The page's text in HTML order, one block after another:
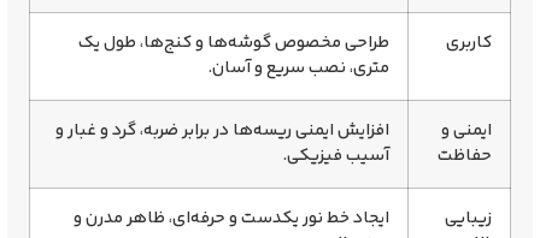
کاربری طراحیمخصوص گوشه‌ها و کنج‌ها، طول یک
متری، نصب سریع و آسان.
ایمنی و
حفاظت
افزایش ایمنی ریسه‌ها در برابر ضربه، گرد و غبار و
آسیب فیزیکی.
زیبایی
ایجادخط نور یکدست و حرفه‌ای، ظاهر مدرن و